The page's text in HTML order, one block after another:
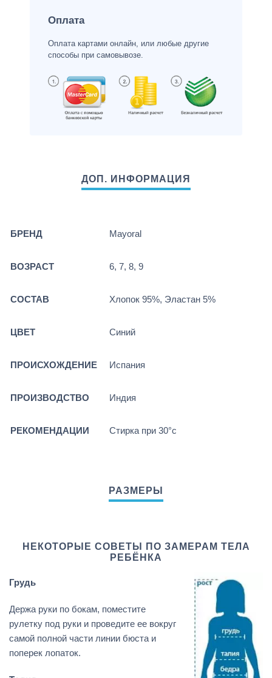
Оплата
Оплата картами онлайн, или любые другие
способы при самовывозе.
БРЕНД Mayoral
ВОЗРАСТ 6, 7, 8, 9
СОСТАВ Хлопок 95%, Эластан 5%
ЦВЕТ Синий
ПРОИСХОЖДЕНИЕ Испания
ПРОИЗВОДСТВО Индия
РЕКОМЕНДАЦИИ Стирка при 30°c
НЕКОТОРЫЕ СОВЕТЫ ПО ЗАМЕРАМ ТЕЛА
РЕБЁНКА
Грудь
Держа руки по бокам, поместите
рулетку под руки и проведите ее вокруг
самой полной части линии бюста и
поперек лопаток.